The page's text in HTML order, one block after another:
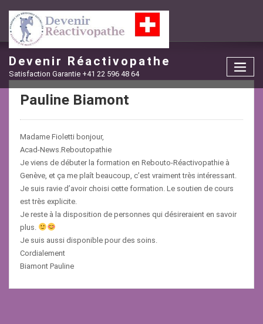
content
Devenir Réactivopathe
Satisfaction Garantie +41 22 596 48 64
Pauline Biamont
Madame Fioletti bonjour,
Acad-News.Reboutopathie
Je viens de débuter la formation en Rebouto-Réactivopathie à
Genève, et ça me plaît beaucoup, c’est vraiment très intéressant.
Je suis ravie d’avoir choisi cette formation. Le soutien de cours
est très explicite.
Je reste à la disposition de personnes qui désireraient en savoir
plus.
Je suis aussi disponible pour des soins.
Cordialement
Biamont Pauline